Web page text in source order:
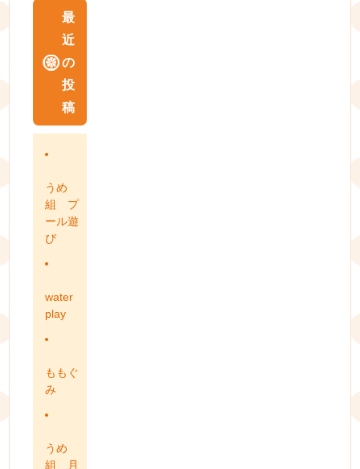
最
近
の
投
稿
うめ
組 プ
ール遊
び
water
play
ももぐ
み
うめ
組 月